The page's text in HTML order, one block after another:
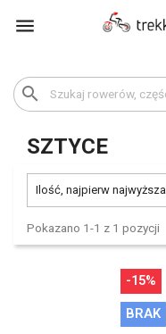

search
SZTYCE
Ilość, najpierw najwyższa
Pokazano 1-1 z 1 pozycji
-15%
BRAK